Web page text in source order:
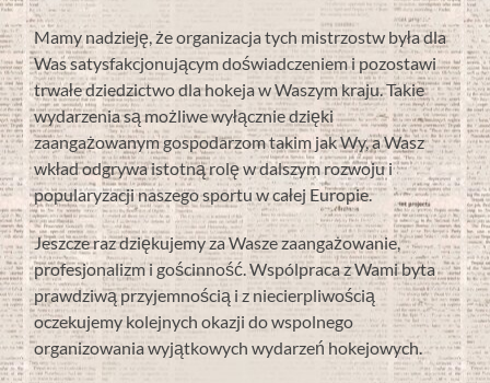
Mamy nadzieję, że organizacja tych mistrzostw była dla
Was satysfakcjonującym doświadczeniem i pozostawi
trwałe dziedzictwo dla hokeja w Waszym kraju. Takie
wydarzenia są możliwe wyłącznie dzięki
zaangażowanym gospodarzom takim jak Wy, a Wasz
wkład odgrywa istotną rolę w dalszym rozwoju i
popularyzacji naszego sportu w całej Europie.
Jeszcze raz dziękujemy za Wasze zaangażowanie,
profesjonalizm i gościnność. Wspólpraca z Wami byta
prawdziwą przyjemnością i z niecierpliwością
oczekujemy kolejnych okazji do wspolnego
organizowania wyjątkowych wydarzeń hokejowych.